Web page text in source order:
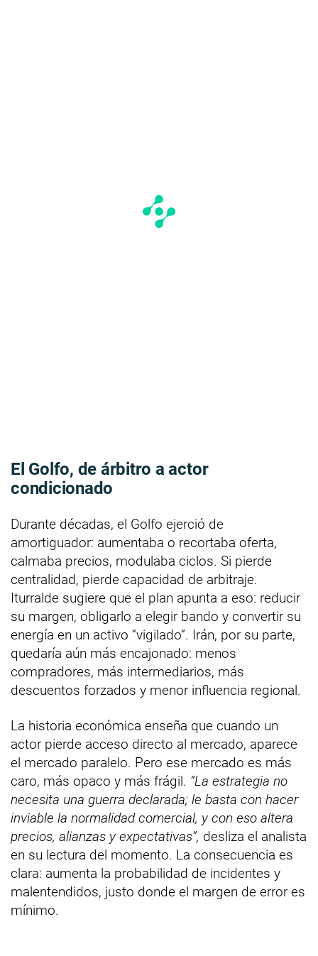
El Golfo, de árbitro a actor
condicionado
Durante décadas, el Golfo ejerció de
amortiguador: aumentaba o recortaba oferta,
calmaba precios, modulaba ciclos. Si pierde
centralidad, pierde capacidad de arbitraje.
Iturralde sugiere que el plan apunta a eso: reducir
su margen, obligarlo a elegir bando y convertir su
energía en un activo “vigilado”. Irán, por su parte,
quedaría aún más encajonado: menos
compradores, más intermediarios, más
descuentos forzados y menor influencia regional.
La historia económica enseña que cuando un
actor pierde acceso directo al mercado, aparece
el mercado paralelo. Pero ese mercado es más
caro, más opaco y más frágil. “La estrategia no
necesita una guerra declarada; le basta con hacer
inviable la normalidad comercial, y con eso altera
precios, alianzas y expectativas”, desliza el analista
en su lectura del momento. La consecuencia es
clara: aumenta la probabilidad de incidentes y
malentendidos, justo donde el margen de error es
mínimo.